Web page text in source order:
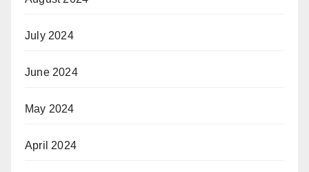
July 2024
June 2024
May 2024
April 2024